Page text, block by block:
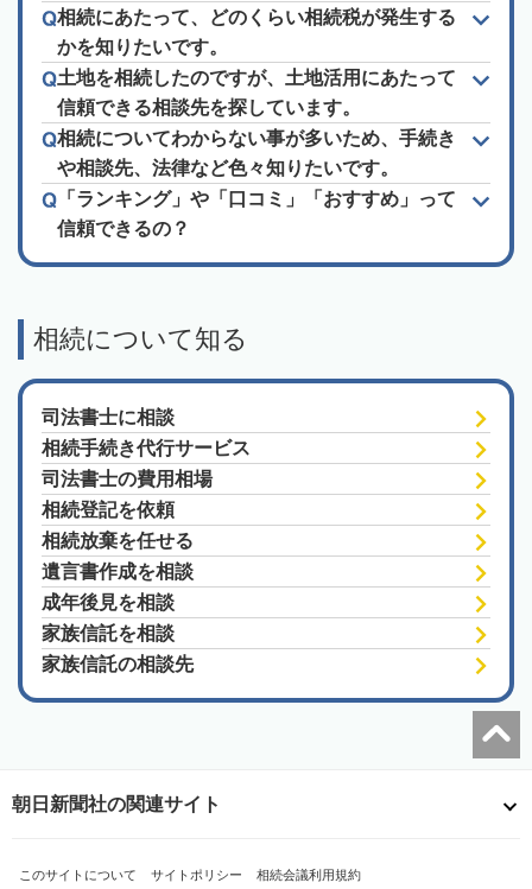
相続にあたって、どのくらい相続税が発生する
かを知りたいです。
土地を相続したのですが、土地活用にあたって
信頼できる相談先を探しています。
相続についてわからない事が多いため、手続き
や相談先、法律など色々知りたいです。
「ランキング」や「口コミ」「おすすめ」って
信頼できるの？
相続について知る
司法書士に相談
相続手続き代行サービス
司法書士の費用相場
相続登記を依頼
相続放棄を任せる
遺言書作成を相談
成年後見を相談
家族信託を相談
家族信託の相談先
朝日新聞社の関連サイト
このサイトについて サイトポリシー 相続会議利用規約